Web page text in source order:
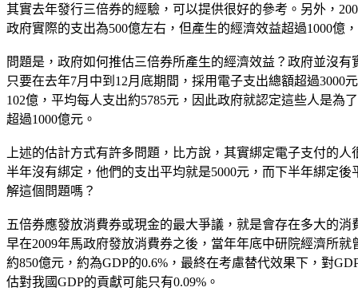
其實去年發行三倍券的經驗，可以提供很好的參考。另外，
政府實際的支出為500億左右，但產生的經濟效益超過1000億
問題是，政府如何推估三倍券所產生的經濟效益？政府並沒
只要在去年7月中到12月底期間，採用電子支出總額超過3000
102億，平均每人支出約5785元，因此政府就認定這些人是為
超過1000億元。
上述的估計方式有許多問題，比方說，其實綁定電子支付的
半年沒有綁定，他們的支出平均就是5000元，而下半年綁定
解這個問題嗎？
五倍券應發放消費券或現金的最大爭議，就是會存在多大的
早在2009年馬政府發放消費券之後，當年年底中研院經濟所
約850億元，約為GDP的0.6%，最終在考慮替代效果下，對
估對我國GDP的貢獻可能只有0.09%。